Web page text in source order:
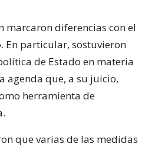
marcaron diferencias con el
En particular, sostuvieron
de Estado en materia
agenda que, a su juicio,
herramienta de
que varias de las medidas